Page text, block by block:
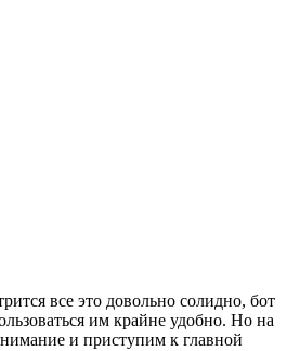
все это довольно солидно, бот
им крайне удобно. Но на
и приступим к главной